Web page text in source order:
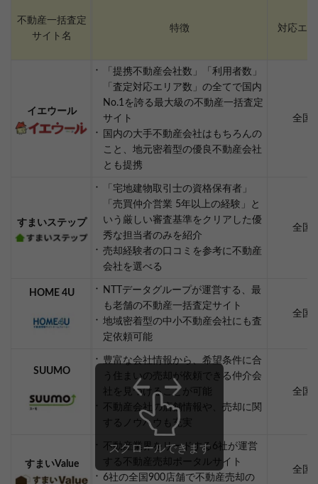
不動産一括査定
サイト名
特徴 対応エ
イエウール
「提携不動産会社数」「利用者数」
「査定対応エリア数」の全てで国内
No.1を誇る最大級の不動産一括査定
サイト
国内の大手不動産会社はもちろんの
こと、地元密着型の優良不動産会社
とも提携
全国
すまいステップ
「宅地建物取引士の資格保有者」
「売買仲介営業 5年以上の経験」と
いう厳しい審査基準をクリアした優
秀な担当者のみを紹介
売却経験者の口コミを参考に不動産
会社を選べる
全国
HOME 4U
NTTデータグループが運営する、最
も老舗の不動産一括査定サイト
地域密着型の中小不動産会社にも査
定依頼可能
全国
SUUMO
豊富な会社情報から、希望条件に合
う住まいの売却が依頼できる仲介会
社を見つけることが可能
不動産会社の店舗情報や、売却に関
するノウハウも充実
全国
すまいValue
不動産業界をリードする6社が運営
する不動産売却ポータルサイト
6社の全国900店舗で不動産売却の
全国